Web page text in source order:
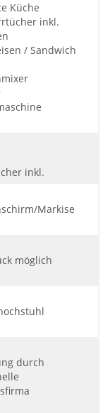
Küche
inkl.
/ Sandwich
inkl.
Markise
möglich
durch